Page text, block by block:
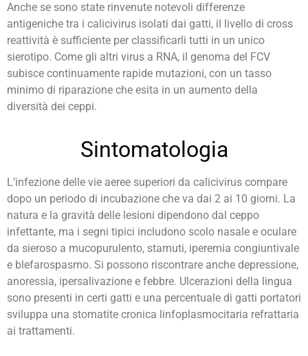
Anche se sono state rinvenute notevoli differenze
antigeniche tra i calicivirus isolati dai gatti, il livello di cross
reattività è sufficiente per classificarli tutti in un unico
sierotipo. Come gli altri virus a RNA, il genoma del FCV
subisce continuamente rapide mutazioni, con un tasso
minimo di riparazione che esita in un aumento della
diversità dei ceppi.
Sintomatologia
L’infezione delle vie aeree superiori da calicivirus compare
dopo un periodo di incubazione che va dai 2 ai 10 giorni. La
natura e la gravità delle lesioni dipendono dal ceppo
infettante, ma i segni tipici includono scolo nasale e oculare
da sieroso a mucopurulento, starnuti, iperemia congiuntivale
e blefarospasmo. Si possono riscontrare anche depressione,
anoressia, ipersalivazione e febbre. Ulcerazioni della lingua
sono presenti in certi gatti e una percentuale di gatti portatori
sviluppa una stomatite cronica linfoplasmocitaria refrattaria
ai trattamenti.